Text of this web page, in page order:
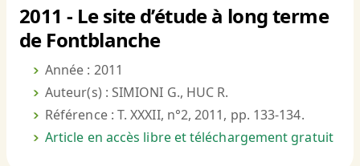
2011 - Le site d’étude à long terme
de Fontblanche
Année : 2011
Auteur(s) : SIMIONI G., HUC R.
Référence : T. XXXII, n°2, 2011, pp. 133-134.
Article en accès libre et téléchargement gratuit